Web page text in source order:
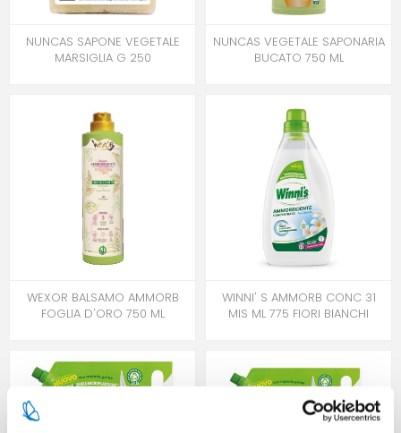
NUNCAS SAPONE VEGETALE
MARSIGLIA G 250
NUNCAS VEGETALE SAPONARIA
BUCATO 750 ML
WEXOR BALSAMO AMMORB
FOGLIA D'ORO 750 ML
WINNI' S AMMORB CONC 31
MIS ML 775 FIORI BIANCHI